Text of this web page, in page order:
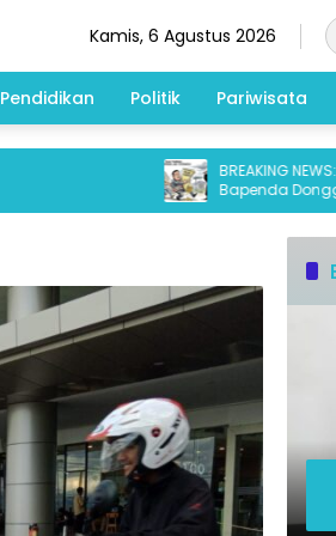
Kamis, 6 Agustus 2026
Pendidikan Politik Pariwisata
BREAKING NEWS:
Bapenda Donggala